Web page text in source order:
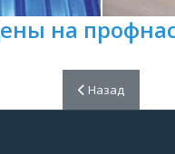
на
Предыдущий:
Назад